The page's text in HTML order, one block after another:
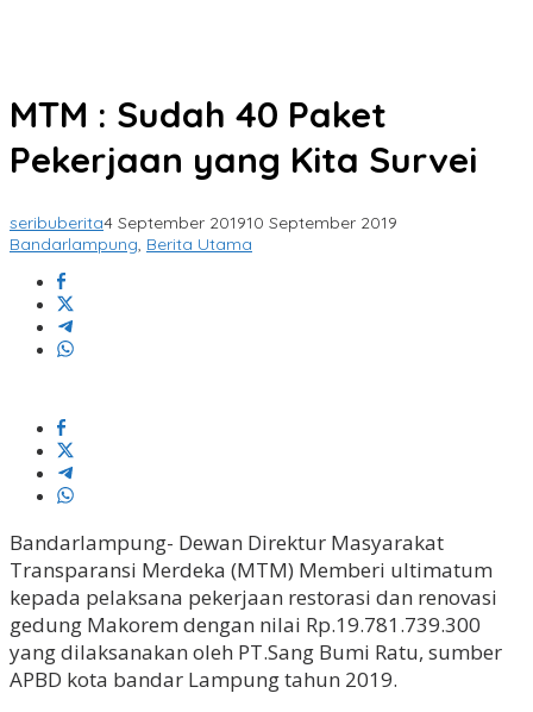
MTM : Sudah 40 Paket
Pekerjaan yang Kita Survei
seribuberita4 September 201910 September 2019
Bandarlampung, Berita Utama
Bandarlampung- Dewan Direktur Masyarakat
Transparansi Merdeka (MTM) Memberi ultimatum
kepada pelaksana pekerjaan restorasi dan renovasi
gedung Makorem dengan nilai Rp.19.781.739.300
yang dilaksanakan oleh PT.Sang Bumi Ratu, sumber
APBD kota bandar Lampung tahun 2019.